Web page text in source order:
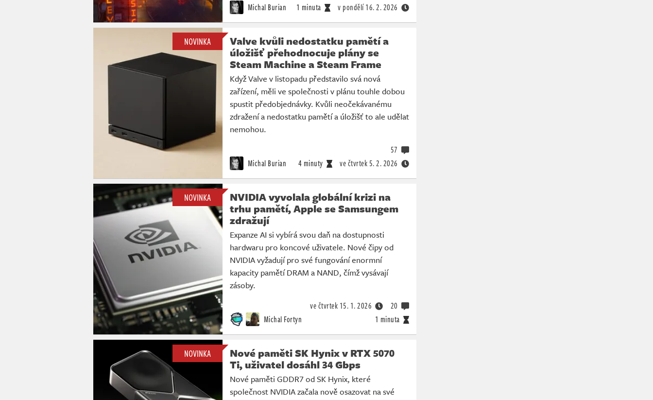
Michal Burian 1 minuta v pondělí16. 2. 2026
NOVINKA
Valve kvůli nedostatku pamětí a
úložišť přehodnocuje plány se
Steam Machine a Steam Frame
Když Valve v listopadu představilo svá nová
zařízení, měli ve společnosti v plánu touhle dobou
spustit předobjednávky. Kvůli neočekávanému
zdražení a nedostatku pamětí a úložišť to ale udělat
nemohou.
Michal Burian 4 minuty ve čtvrtek 5. 2. 2026
57
NOVINKA
NVIDIA vyvolala globální krizi na
trhu pamětí, Apple se Samsungem
zdražují
Expanze AI si vybírá svou daň na dostupnosti
hardwaru pro koncové uživatele. Nové čipy od
NVIDIA vyžadují pro své fungování enormní
kapacity pamětí DRAM a NAND, čímž vysávají
zásoby.
Michal Fortyn 1 minuta
ve čtvrtek 15. 1. 2026 20
NOVINKA
Nové paměti SK Hynix v RTX 5070
Ti, uživatel dosáhl 34 Gbps
Nové paměti GDDR7 od SK Hynix, které
společnost NVIDIA začala nově osazovat na své